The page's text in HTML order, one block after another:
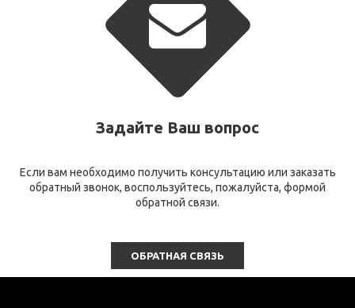
Задайте Ваш вопрос
Если вам необходимо получить консультацию или заказать
обратный звонок, воспользуйтесь, пожалуйста, формой
обратной связи.
ОБРАТНАЯ СВЯЗЬ